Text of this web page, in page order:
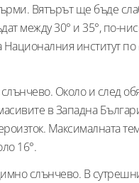
Вятърът ще бъде
между 30° и 35°, по-
Националния институт
Около и след
в Западна
Максималната
16°.
слънчево. В